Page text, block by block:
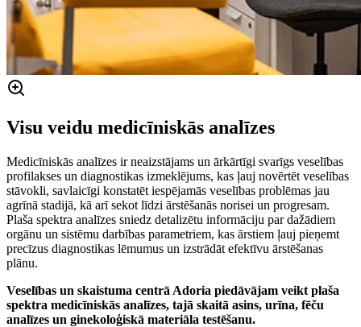
Visu veidu medicīniskās analīzes
Medicīniskās analīzes ir neaizstājams un ārkārtīgi svarīgs veselības
profilakses un diagnostikas izmeklējums, kas ļauj novērtēt veselības
stāvokli, savlaicīgi konstatēt iespējamās veselības problēmas jau
agrīnā stadijā, kā arī sekot līdzi ārstēšanās norisei un progresam.
Plaša spektra analīzes sniedz detalizētu informāciju par dažādiem
orgānu un sistēmu darbības parametriem, kas ārstiem ļauj pieņemt
precīzus diagnostikas lēmumus un izstrādāt efektīvu ārstēšanas
plānu.
Veselības un skaistuma centrā Adoria piedāvājam veikt plaša
spektra medicīniskās analīzes, tajā skaitā asins, urīna, fēču
analīzes un ginekoloģiskā materiāla testēšanu.